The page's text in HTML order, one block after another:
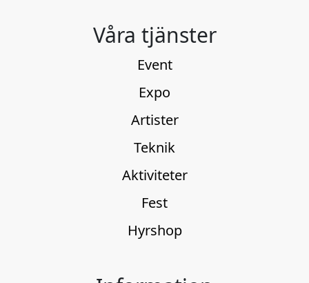
Våra tjänster
Event
Expo
Artister
Teknik
Aktiviteter
Fest
Hyrshop